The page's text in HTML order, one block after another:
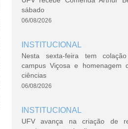
sábado
06/08/2026
INSTITUCIONAL
Nesta sexta-feira tem
campus Viçosa e homenagem
ciências
06/08/2026
INSTITUCIONAL
UFV avança na criação de